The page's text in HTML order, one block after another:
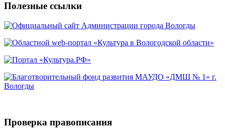
Полезные ссылки
Проверка правописания